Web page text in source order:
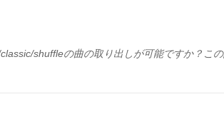
shuffleの曲の取り出しが可能ですか？こ